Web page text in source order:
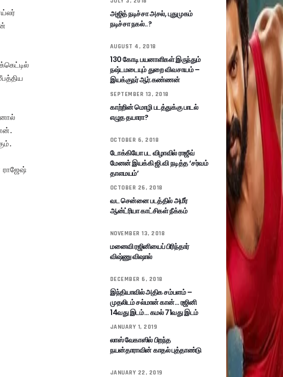
ராஜேஷ்
அஜித் நடிச்சா அசல், புதுமுகம்
நடிச்சா நகல்..?
AUGUST 4, 2018
130 கோடி பயனாளிகள் இருந்தும்
நஷ்டமடையும் துறை விவசாயம் –
இயக்குநர் ஆர்.கண்ணன்
SEPTEMBER 13, 2018
காற்றின் மொழி படத்துக்கு பாடல்
எழுத தயாரா?
OCTOBER 6, 2018
டோக்கியோ பட விழாவில் ராஜீவ்
மேனன் இயக்கி ஜி.வி நடித்த ‘சர்வம்
தாளமயம்’
OCTOBER 26, 2018
வட சென்னை படத்தில் அமீர்
ஆன்ட்ரியா காட்சிகள் நீக்கம்
NOVEMBER 13, 2018
மனைவி ரஜினியைப் பிரிந்தார்
விஷ்ணு விஷால்
DECEMBER 6, 2018
இந்தியாவில் அதிக சம்பளம் –
முதலிடம் சல்மான் கான்… ரஜினி
14வது இடம்… கமல் 71வது இடம்
JANUARY 1, 2019
லாஸ் வேகாஸில் பிறந்த
நயன்தாராவின் காதல் புத்தாண்டு
JANUARY 22, 2019